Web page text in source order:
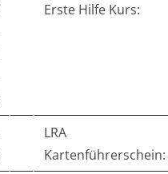
Erste Hilfe Kurs:
LRA
Kartenführerschein: